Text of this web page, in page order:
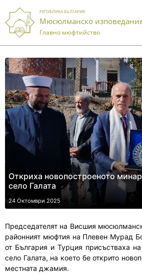
РЕПУБЛИКА БЪЛГАРИЯ
Мюсюлманско
Главно мюфтийство
Откриха новопостроеното
село Галата
24 Октомври 2025
Председателят на Висшия
районният мюфтия на Плевен Мурад
от България и Турция присъстваха
село Галата, на което бе открито
местната джамия.